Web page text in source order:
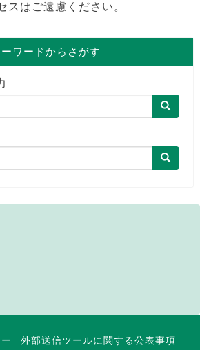
スはご遠慮ください。
ワードからさがす
外部送信ツールに関する公表事項